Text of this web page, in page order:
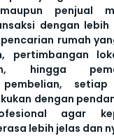
penjual
dengan lebih
rumah
pertimbangan
hingga
setiap
dengan
agar
lebih jelas dan